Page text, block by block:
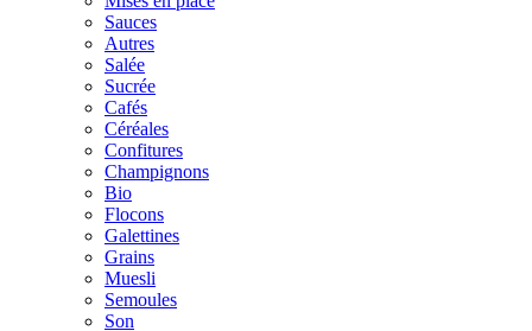
Sauces
Autres
Salée
Sucrée
Cafés
Céréales
Confitures
Champignons
Bio
Flocons
Galettines
Grains
Muesli
Semoules
Son